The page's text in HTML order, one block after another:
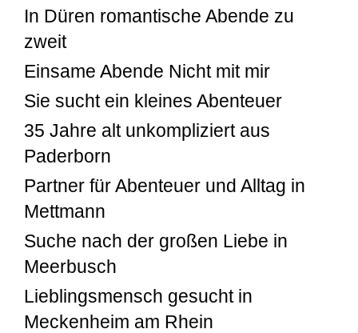
In Düren romantische Abende zu
zweit
Einsame Abende Nicht mit mir
Sie sucht ein kleines Abenteuer
35 Jahre alt unkompliziert aus
Paderborn
Partner für Abenteuer und Alltag in
Mettmann
Suche nach der großen Liebe in
Meerbusch
Lieblingsmensch gesucht in
Meckenheim am Rhein